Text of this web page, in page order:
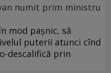
numit prim ministru
mod paşnic, să
puterii atunci cînd
descalifică prin